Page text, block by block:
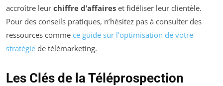
accroître leur chiffre d’affaires et fidéliser leur clientèle.
Pour des conseils pratiques, n’hésitez pas à consulter des
ressources comme ce guide sur l’optimisation de votre
stratégie de télémarketing.
Les Clés de la Téléprospection